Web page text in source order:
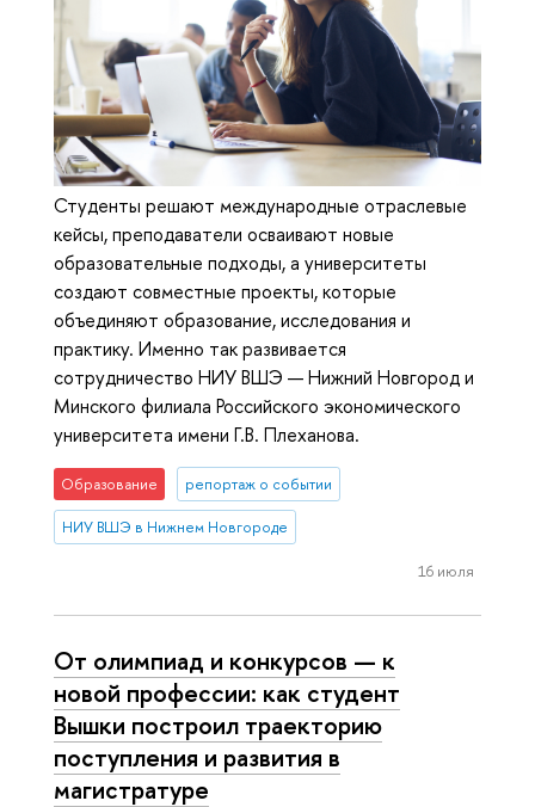
Студенты решают международные отраслевые
кейсы, преподаватели осваивают новые
образовательные подходы, а университеты
создают совместные проекты, которые
объединяют образование, исследования и
практику. Именно так развивается
сотрудничество НИУ ВШЭ — Нижний Новгород и
Минского филиала Российского экономического
университета имени Г.В. Плеханова.
Образование репортаж о событии
НИУ ВШЭ в Нижнем Новгороде
16 июля
От олимпиад и конкурсов — к
новой профессии: как студент
Вышки построил траекторию
поступления и развития в
магистратуре